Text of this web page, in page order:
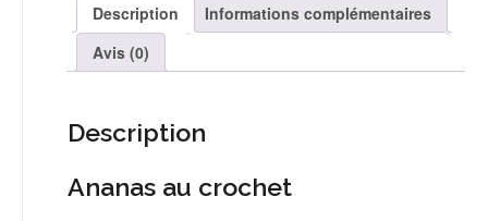
Description
Informations complémentaires
Avis (0)
Description
Ananas au crochet